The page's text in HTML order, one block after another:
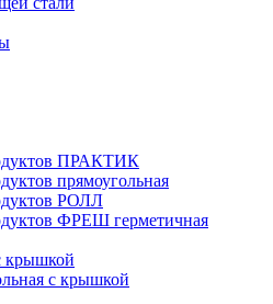
ПРАКТИК
прямоугольная
РОЛЛ
ФРЕШ герметичная
крышкой
с крышкой